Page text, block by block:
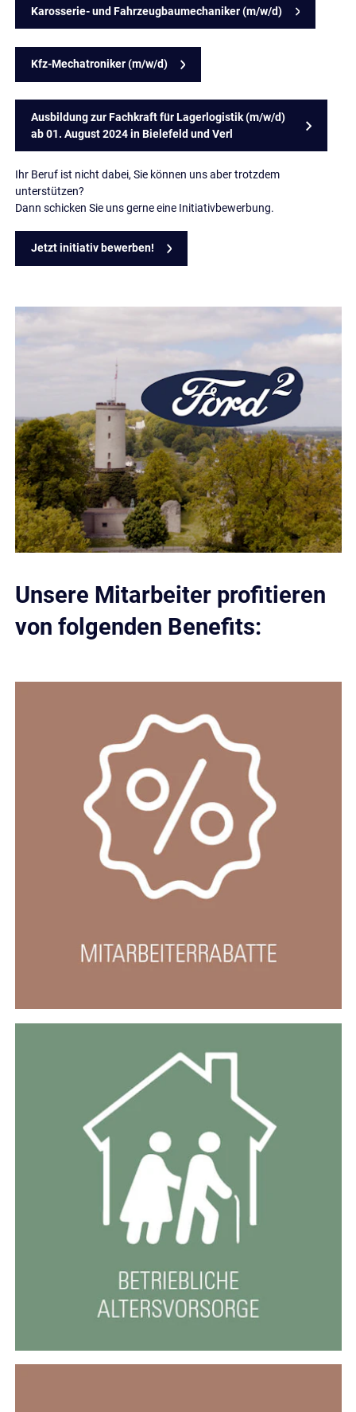
Karosserie- und Fahrzeugbaumechaniker (m/w/d)
Kfz-Mechatroniker (m/w/d)
Ausbildung zur Fachkraft für Lagerlogistik (m/w/d)
ab 01. August 2024 in Bielefeld und Verl
Ihr Beruf ist nicht dabei, Sie können uns aber trotzdem
unterstützen?
Dann schicken Sie uns gerne eine Initiativbewerbung.
Jetzt initiativ bewerben!
Unsere Mitarbeiter profitieren
von folgenden Benefits: